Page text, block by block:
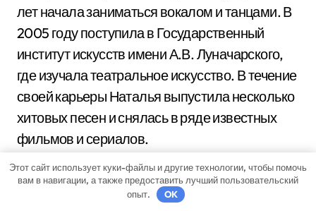
лет начала заниматься вокалом и танцами. В
2005 году поступила в Государственный
институт искусств имени А.В. Луначарского,
где изучала театральное искусство. В течение
своей карьеры Наталья выпустила несколько
хитовых песен и снялась в ряде известных
фильмов и сериалов.
Чем знаменита Наталья Богунова?
Этот сайт использует куки-файлы и другие технологии, чтобы помочь
вам в навигации, а также предоставить лучший пользовательский
опыт.
OK